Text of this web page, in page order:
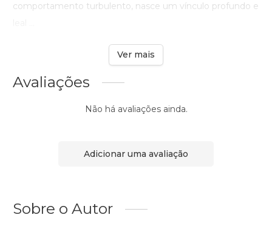
comportamento turbulento, nasce um vínculo profundo e
Ver mais
Avaliações
Não há avaliações ainda.
Adicionar uma avaliação
Sobre o Autor